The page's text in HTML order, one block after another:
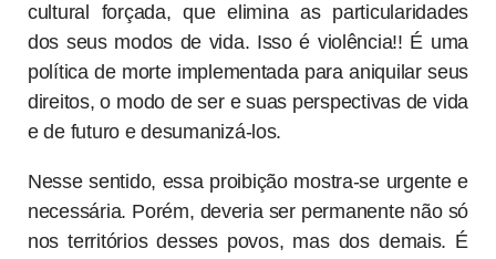
cultural forçada, que elimina as particularidades
dos seus modos de vida. Isso é violência!! É uma
política de morte implementada para aniquilar seus
direitos, o modo de ser e suas perspectivas de vida
e de futuro e desumanizá-los.
Nesse sentido, essa proibição mostra-se urgente e
necessária. Porém, deveria ser permanente não só
nos territórios desses povos, mas dos demais. É